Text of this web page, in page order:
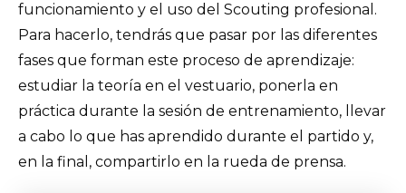
funcionamiento y el uso del Scouting profesional.
Para hacerlo, tendrás que pasar por las diferentes
fases que forman este proceso de aprendizaje:
estudiar la teoría en el vestuario, ponerla en
práctica durante la sesión de entrenamiento, llevar
a cabo lo que has aprendido durante el partido y,
en la final, compartirlo en la rueda de prensa.